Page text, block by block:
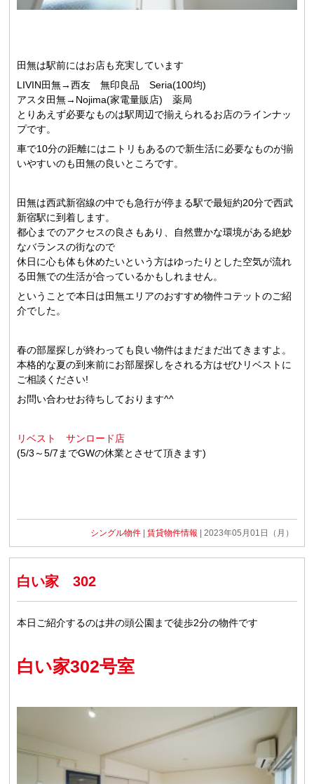
田無は駅前にはお店も充実しています
LIVIN田無→西友 無印良品 Seria(100均)
アスタ田無→Nojima(家電量販店) 薬局
とりあえず必要なものは駅周辺で揃えられるお店のラインナッ
プです。
車で10分の距離にはニトリもあるので新生活に必要なものが揃
いやすいのも田無の良いところです。
田無は西武新宿線の中でも急行が停まる駅で最短約20分で西武
新宿駅に到着します。
都心までのアクセスの良さもあり、自然豊かな環境がある絶妙
なバランスの街なので
休日に心も体も休めたいという方はゆったりとした空気が流れ
る田無での生活が合っているかもしれません。
ということで本日は田無エリアのおすすめ物件コテットのご紹
介でした。
春の部屋探しが終わっても良い物件はまだまだ出てきますよ。
本格的な夏の到来前にお部屋探しをされる方はぜひリベストに
ご相談ください!
お問い合わせお待ちしております^^
リベスト サンロード店
(5/3～5/7までGWの休業とさせて頂きます)
シングル物件 賃貸物件情報 | 2023年05月01日（月）
白い家 302
本日ご紹介するのは井の頭公園まで徒歩2分の物件です
白い家302号室